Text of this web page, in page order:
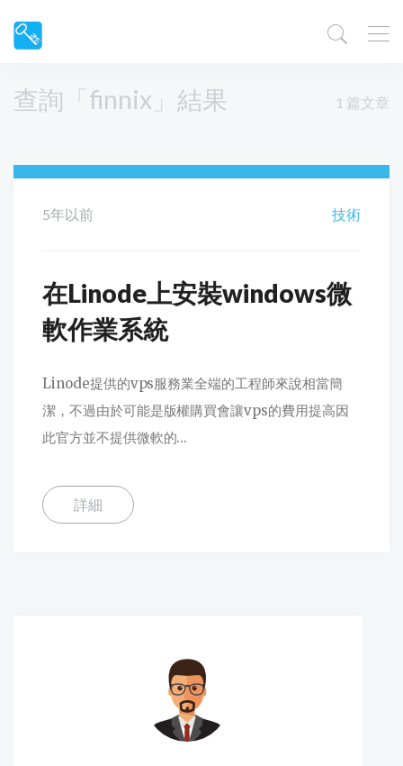
查詢「finnix」結果 1 篇文章
5年以前 技術
在Linode上安裝windows微
軟作業系統
Linode提供的vps服務業全端的工程師來說相當簡
潔，不過由於可能是版權購買會讓vps的費用提高因
此官方並不提供微軟的...
詳細